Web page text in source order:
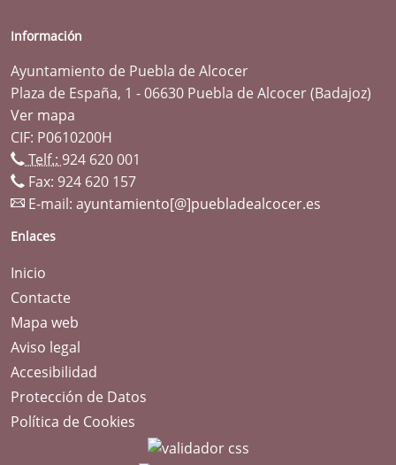
Información
Ayuntamiento de Puebla de Alcocer
Plaza de España, 1 - 06630 Puebla de Alcocer (Badajoz)
Ver mapa
CIF: P0610200H
Telf.: 924 620 001
Fax: 924 620 157
E-mail: ayuntamiento[@]puebladealcocer.es
Enlaces
Inicio
Contacte
Mapa web
Aviso legal
Accesibilidad
Protección de Datos
Política de Cookies